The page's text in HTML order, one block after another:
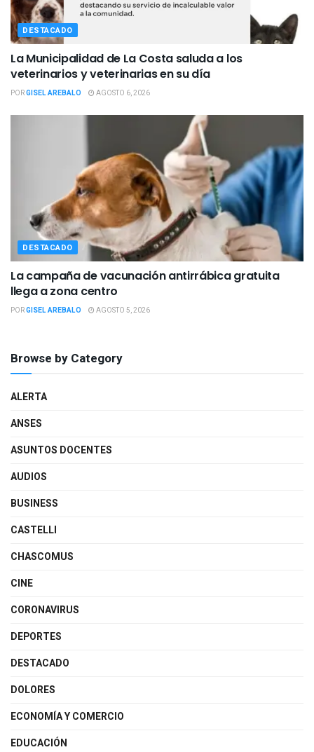
DESTACADO
La Municipalidad de La Costa saluda a los
veterinarios y veterinarias en su día
PORGISEL AREBALO AGOSTO 6, 2026
DESTACADO
La campaña de vacunación antirrábica gratuita
llega a zona centro
PORGISEL AREBALO AGOSTO 5, 2026
Browse by Category
ALERTA
ANSES
ASUNTOS DOCENTES
AUDIOS
BUSINESS
CASTELLI
CHASCOMUS
CINE
CORONAVIRUS
DEPORTES
DESTACADO
DOLORES
ECONOMÍA Y COMERCIO
EDUCACIÓN